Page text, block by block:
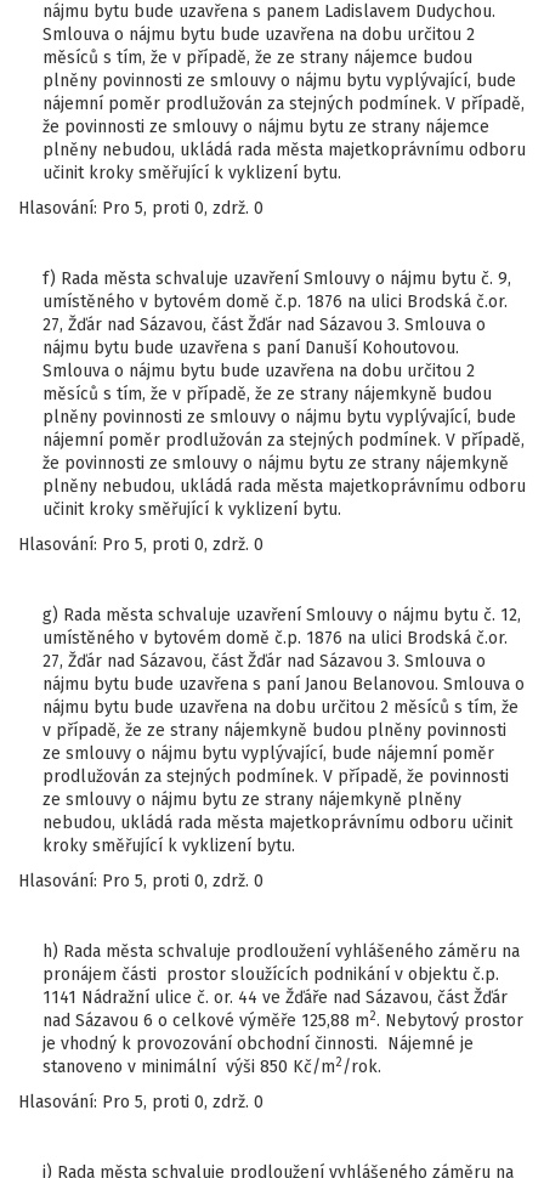
nájmu bytu bude uzavřena s panem Ladislavem Dudychou.
Smlouva o nájmu bytu bude uzavřena na dobu určitou 2
měsíců s tím, že v případě, že ze strany nájemce budou
plněny povinnosti ze smlouvy o nájmu bytu vyplývající, bude
nájemní poměr prodlužován za stejných podmínek. V případě,
že povinnosti ze smlouvy o nájmu bytu ze strany nájemce
plněny nebudou, ukládá rada města majetkoprávnímu odboru
učinit kroky směřující k vyklizení bytu.
Hlasování: Pro 5, proti 0, zdrž. 0
f) Rada města schvaluje uzavření Smlouvy o nájmu bytu č. 9,
umístěného v bytovém domě č.p. 1876 na ulici Brodská č.or.
27, Žďár nad Sázavou, část Žďár nad Sázavou 3. Smlouva o
nájmu bytu bude uzavřena s paní Danuší Kohoutovou.
Smlouva o nájmu bytu bude uzavřena na dobu určitou 2
měsíců s tím, že v případě, že ze strany nájemkyně budou
plněny povinnosti ze smlouvy o nájmu bytu vyplývající, bude
nájemní poměr prodlužován za stejných podmínek. V případě,
že povinnosti ze smlouvy o nájmu bytu ze strany nájemkyně
plněny nebudou, ukládá rada města majetkoprávnímu odboru
učinit kroky směřující k vyklizení bytu.
Hlasování: Pro 5, proti 0, zdrž. 0
g) Rada města schvaluje uzavření Smlouvy o nájmu bytu č. 12,
umístěného v bytovém domě č.p. 1876 na ulici Brodská č.or.
27, Žďár nad Sázavou, část Žďár nad Sázavou 3. Smlouva o
nájmu bytu bude uzavřena s paní Janou Belanovou. Smlouva o
nájmu bytu bude uzavřena na dobu určitou 2 měsíců s tím, že
v případě, že ze strany nájemkyně budou plněny povinnosti
ze smlouvy o nájmu bytu vyplývající, bude nájemní poměr
prodlužován za stejných podmínek. V případě, že povinnosti
ze smlouvy o nájmu bytu ze strany nájemkyně plněny
nebudou, ukládá rada města majetkoprávnímu odboru učinit
kroky směřující k vyklizení bytu.
Hlasování: Pro 5, proti 0, zdrž. 0
h) Rada města schvaluje prodloužení vyhlášeného záměru na
pronájem části prostor sloužících podnikání v objektu č.p.
1141 Nádražní ulice č. or. 44 ve Žďáře nad Sázavou, část Žďár
nad Sázavou 6 o celkové výměře 125,88 m2. Nebytový prostor
je vhodný k provozování obchodní činnosti. Nájemné je
stanoveno v minimální výši 850 Kč/m2 /rok.
Hlasování: Pro 5, proti 0, zdrž. 0
i) Rada města schvaluje prodloužení vyhlášeného záměru na